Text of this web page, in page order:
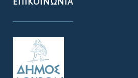
ΕΠΙΚΟΙΝΩΝΊΑ